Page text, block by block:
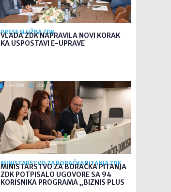
PRESS SLUŽBA ZDK
VLADA ZDK NAPRAVILA NOVI KORAK
KA USPOSTAVI E-UPRAVE
7. kol. 2026 12:36
MINISTARSTVO ZA BORAČKA PITANJA ZDK
MINISTARSTVO ZA BORAČKA PITANJA
ZDK POTPISALO UGOVORE SA 94
KORISNIKA PROGRAMA „BIZNIS PLUS